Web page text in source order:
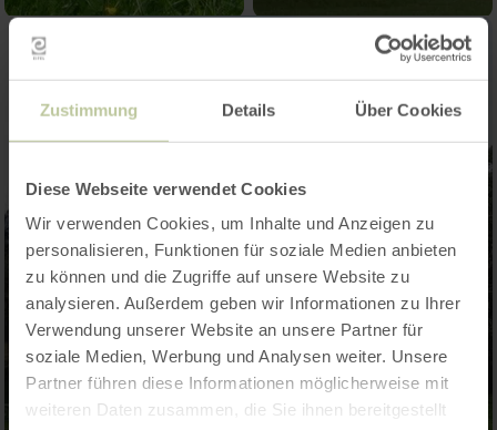
Zustimmung Details Über Cookies
Diese Webseite verwendet Cookies
Wir verwenden Cookies, um Inhalte und Anzeigen zu
personalisieren, Funktionen für soziale Medien anbieten
zu können und die Zugriffe auf unsere Website zu
analysieren. Außerdem geben wir Informationen zu Ihrer
Verwendung unserer Website an unsere Partner für
soziale Medien, Werbung und Analysen weiter. Unsere
Partner führen diese Informationen möglicherweise mit
weiteren Daten zusammen, die Sie ihnen bereitgestellt